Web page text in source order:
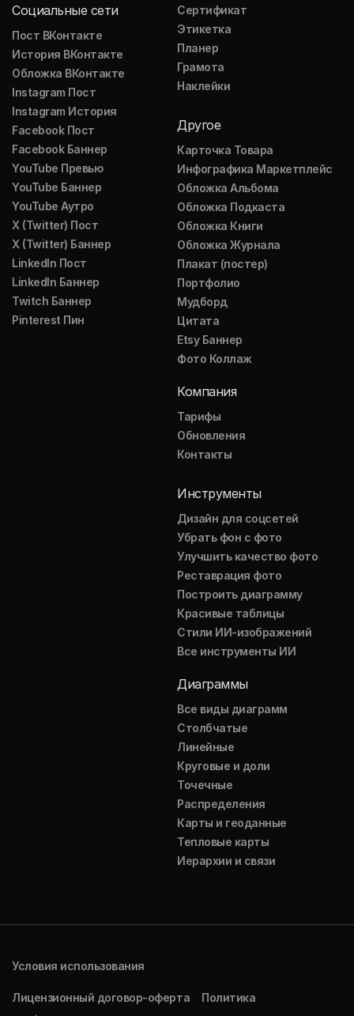
Социальные сети
Пост ВКонтакте
История ВКонтакте
Обложка ВКонтакте
Instagram Пост
Instagram История
Facebook Пост
Facebook Баннер
YouTube Превью
YouTube Баннер
YouTube Аутро
X (Twitter) Пост
X (Twitter) Баннер
LinkedIn Пост
LinkedIn Баннер
Twitch Баннер
Pinterest Пин
Сертификат
Этикетка
Планер
Грамота
Наклейки
Другое
Карточка Товара
Инфографика Маркетплейс
Обложка Альбома
Обложка Подкаста
Обложка Книги
Обложка Журнала
Плакат (постер)
Портфолио
Мудборд
Цитата
Etsy Баннер
Фото Коллаж
Компания
Тарифы
Обновления
Контакты
Инструменты
Дизайн для соцсетей
Убрать фон с фото
Улучшить качество фото
Реставрация фото
Построить диаграмму
Красивые таблицы
Стили ИИ-изображений
Все инструменты ИИ
Диаграммы
Все виды диаграмм
Столбчатые
Линейные
Круговые и доли
Точечные
Распределения
Карты и геоданные
Тепловые карты
Иерархии и связи
Условия использования
Лицензионный договор-оферта
Политика